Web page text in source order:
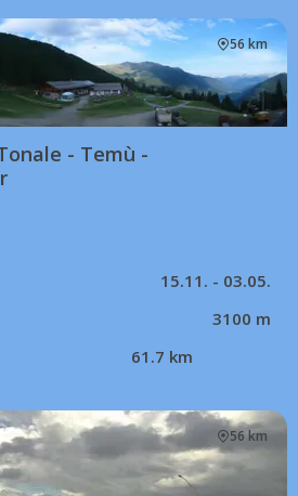
56 km
- Temù -
15.11. - 03.05.
3100 m
61.7 km
56 km